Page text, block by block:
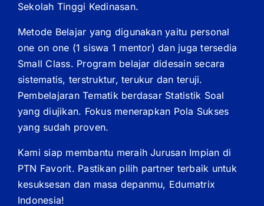
Sekolah Tinggi Kedinasan.
Metode Belajar yang digunakan yaitu personal
one on one (1 siswa 1 mentor) dan juga tersedia
Small Class. Program belajar didesain secara
sistematis, terstruktur, terukur dan teruji.
Pembelajaran Tematik berdasar Statistik Soal
yang diujikan. Fokus menerapkan Pola Sukses
yang sudah proven.
Kami siap membantu meraih Jurusan Impian di
PTN Favorit. Pastikan pilih partner terbaik untuk
kesuksesan dan masa depanmu, Edumatrix
Indonesia!